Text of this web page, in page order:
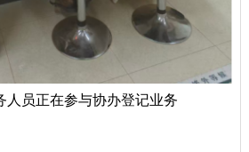
人员正在参与协办登记业务